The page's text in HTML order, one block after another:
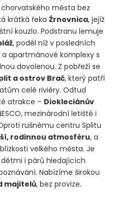
města bez
krátká řeka Žrnovnica, jejíž
kouzlo. Podstranu lemuje
, podél níž v posledních
apartmánové komplexy s
dovolenou. Z pobřeží se
a ostrov Brač, který patří
celé riviéry. Odtud
atrakce – Diokleciánův
mezinárodní letiště i
rušnému centru Splitu
rodinnou atmosféru, a
velkého města. Je
i párů hledajících
Nabízíme širokou
majitelů, bez provize.